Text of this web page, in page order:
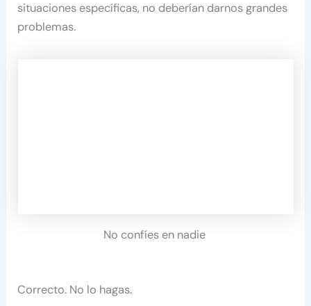
situaciones específicas, no deberían darnos grandes
problemas.
No confíes en nadie
Correcto. No lo hagas.